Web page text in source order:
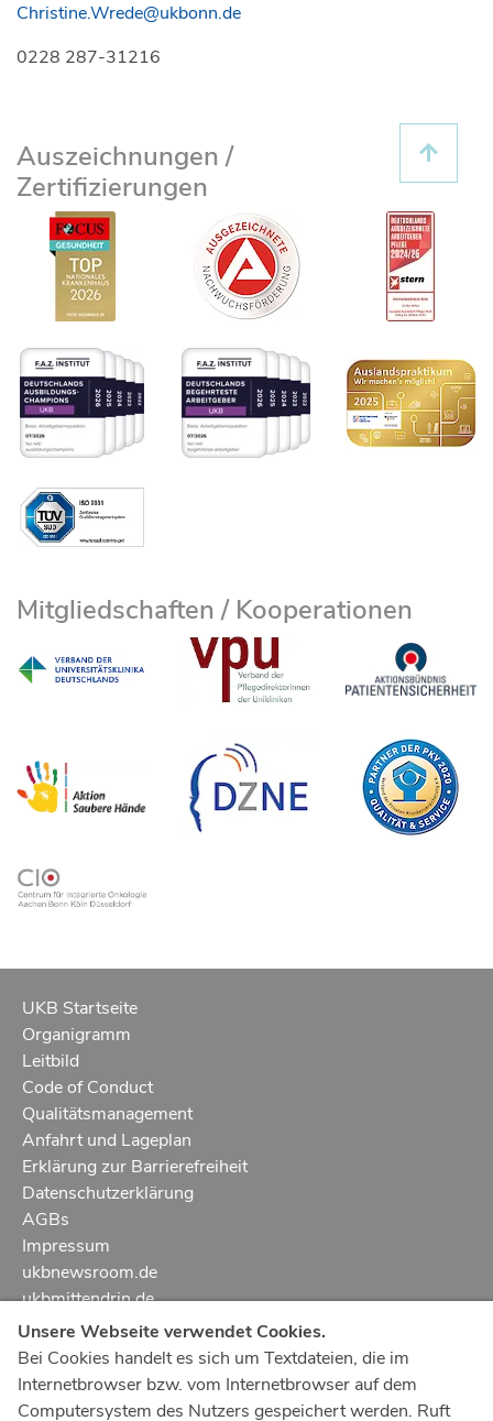
Christine.Wrede@ukbonn.de
0228 287-31216
Auszeichnungen /
Zertifizierungen
Mitgliedschaften / Kooperationen
UKB Startseite
Organigramm
Leitbild
Code of Conduct
Qualitätsmanagement
Anfahrt und Lageplan
Erklärung zur Barrierefreiheit
Datenschutzerklärung
AGBs
Impressum
ukbnewsroom.de
ukbmittendrin.de
Notruf112
Ärztlicher Notdienst116 117
Unsere Webseite verwendet Cookies.
Bei Cookies handelt es sich um Textdateien, die im
Internetbrowser bzw. vom Internetbrowser auf dem
Computersystem des Nutzers gespeichert werden. Ruft